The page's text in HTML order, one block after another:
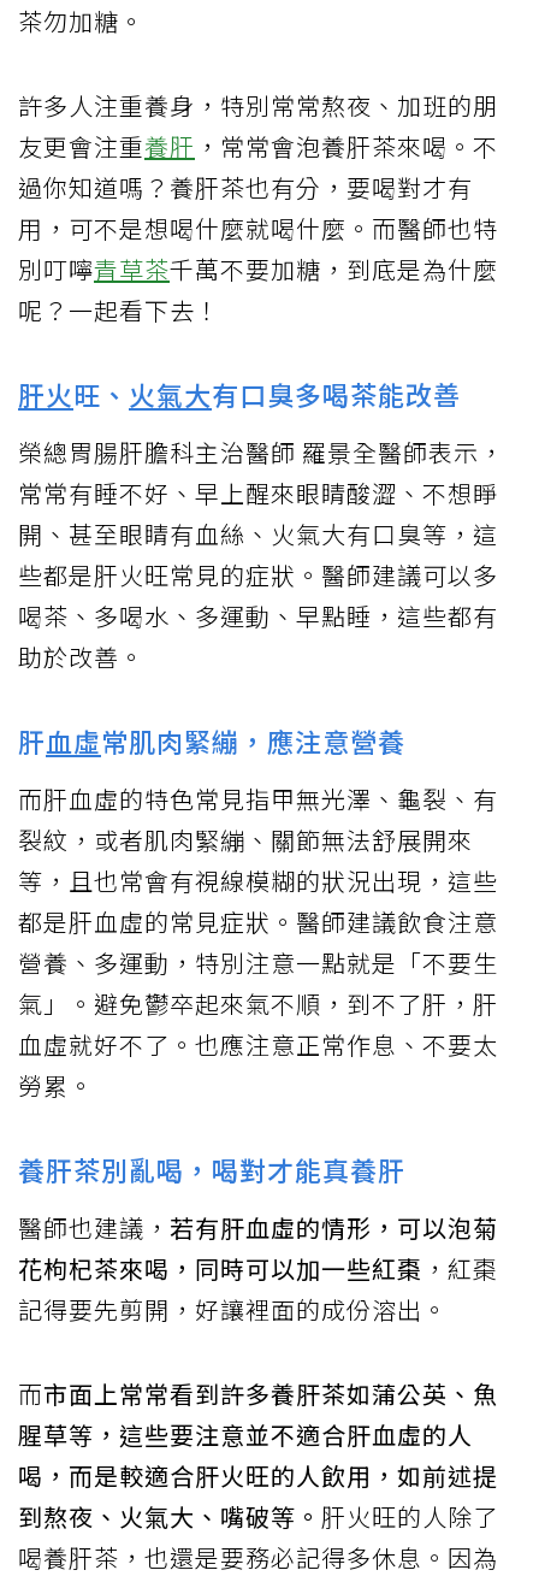
茶勿加糖。
許多人注重養身，特別常常熬夜、加班的朋
友更會注重養肝 ，常常會泡養肝茶來喝。不
過你知道嗎？養肝茶也有分，要喝對才有
用，可不是想喝什麼就喝什麼。而醫師也特
別叮嚀青草茶千萬不要加糖，到底是為什麼
呢？一起看下去！
肝火旺、 火氣大有口臭多喝茶能改善
榮總胃腸肝膽科主治醫師 羅景全醫師表示，
常常有睡不好、早上醒來眼睛酸澀、不想睜
開、甚至眼睛有血絲、火氣大有口臭等，這
些都是肝火旺常見的症狀。醫師建議可以多
喝茶、多喝水、多運動、早點睡，這些都有
助於改善。
肝血虛常肌肉緊繃，應注意營養
而肝血虛的特色常見指甲無光澤、龜裂、有
裂紋，或者肌肉緊繃、關節無法舒展開來
等，且也常會有視線模糊的狀況出現，這些
都是肝血虛的常見症狀。醫師建議飲食注意
營養、多運動，特別注意一點就是「不要生
氣」。避免鬱卒起來氣不順，到不了肝，肝
血虛就好不了。也應注意正常作息、不要太
勞累。
養肝茶別亂喝，喝對才能真養肝
醫師也建議， 若有肝血虛的情形，可以泡菊
花枸杞茶來喝，同時可以加一些紅棗 ，紅棗
記得要先剪開，好讓裡面的成份溶出。
而市面上常常看到許多養肝茶如蒲公英、魚
腥草等，這些要注意並不適合肝血虛的人
喝，而是較適合肝火旺的人飲用，如前述提
到熬夜、火氣大、嘴破等。 肝火旺的人除了
喝養肝茶，也還是要務必記得多休息。因為